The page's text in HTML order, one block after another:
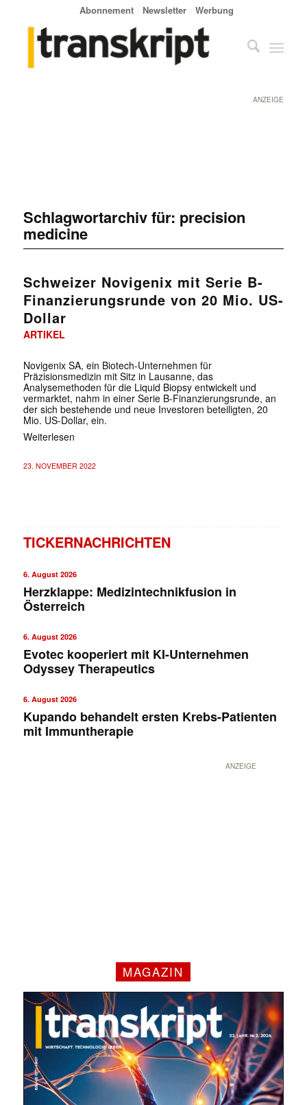
Abonnement Newsletter Werbung
ANZEIGE
Schlagwortarchiv für: precision
medicine
Schweizer Novigenix mit Serie B-
Finanzierungsrunde von 20 Mio. US-
Dollar
ARTIKEL
Novigenix SA, ein Biotech-Unternehmen für
Präzisionsmedizin mit Sitz in Lausanne, das
Analysemethoden für die Liquid Biopsy entwickelt und
vermarktet, nahm in einer Serie B-Finanzierungsrunde, an
der sich bestehende und neue Investoren beteiligten, 20
Mio. US-Dollar, ein.
Weiterlesen
23. NOVEMBER 2022
TICKERNACHRICHTEN
6. August 2026
Herzklappe: Medizintechnikfusion in
Österreich
6. August 2026
Evotec kooperiert mit KI-Unternehmen
Odyssey Therapeutics
6. August 2026
Kupando behandelt ersten Krebs-Patienten
mit Immuntherapie
ANZEIGE
MAGAZIN